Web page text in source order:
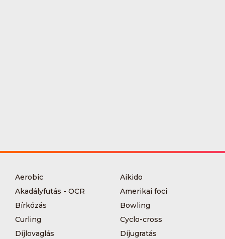
Aerobic
Aikido
Akadályfutás - OCR
Amerikai foci
Bírkózás
Bowling
Curling
Cyclo-cross
Díjlovaglás
Díjugratás